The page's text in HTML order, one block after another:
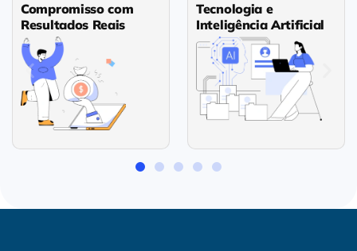
Compromisso com
Resultados Reais
Tecnologia e
Inteligência Artificial